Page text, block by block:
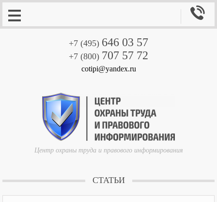
+7 (495) 646 03 57
+7 (800) 707 57 72
cotipi@yandex.ru
Центр охраны труда и правового информирования

СТАТЬИ